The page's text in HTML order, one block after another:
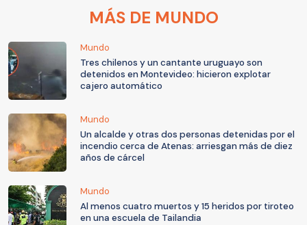
MÁS DE MUNDO
Mundo
Tres chilenos y un cantante uruguayo son
detenidos en Montevideo: hicieron explotar
cajero automático
Mundo
Un alcalde y otras dos personas detenidas por el
incendio cerca de Atenas: arriesgan más de diez
años de cárcel
Mundo
Al menos cuatro muertos y 15 heridos por tiroteo
en una escuela de Tailandia